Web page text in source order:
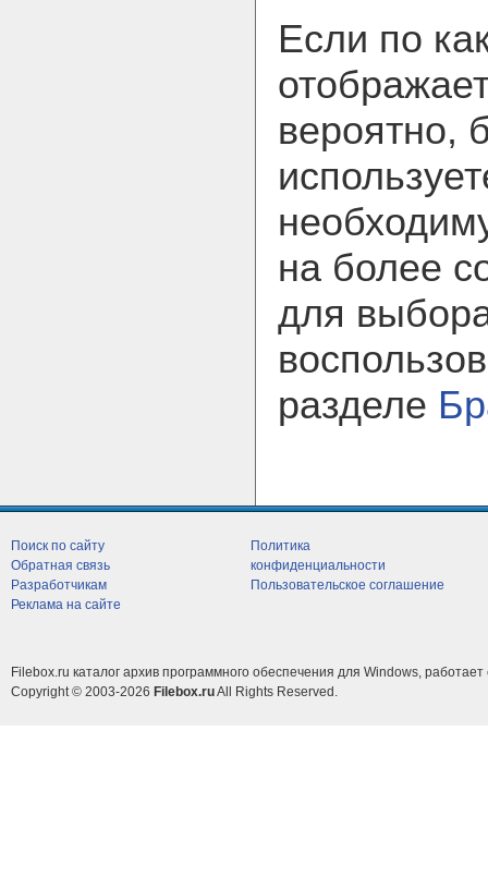
Если по
вероятно,
на более
для
разделе
Поиск по сайту
Обратная связь
Разработчикам
Реклама на сайте
Политика
конфиденциальности
Пользовательское соглашение
Filebox.ru каталог архив программного обеспечения для Windows, работает
Copyright © 2003-2026 Filebox.ruAll Rights Reserved.